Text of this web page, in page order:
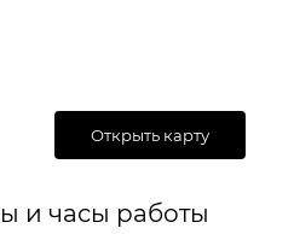
Открыть карту
и часы работы